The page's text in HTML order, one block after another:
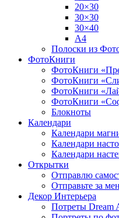
20×30
30×30
30×40
A4
Полоски из
ФотоКниги
ФотоКниги
ФотоКниги
ФотоКниги
ФотоКниги
Блокноты
Календари
Календари
Календари
Календари
Открытки
Отправлю
Отправьте за
Декор Интерьера
Потреты Dream